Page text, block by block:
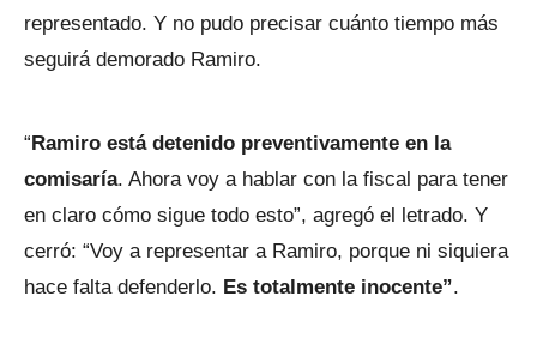
representado. Y no pudo precisar cuánto tiempo más
seguirá demorado Ramiro.
“Ramiro está detenido preventivamente en la
comisaría. Ahora voy a hablar con la fiscal para tener
en claro cómo sigue todo esto”, agregó el letrado. Y
cerró: “Voy a representar a Ramiro, porque ni siquiera
hace falta defenderlo. Es totalmente inocente”.